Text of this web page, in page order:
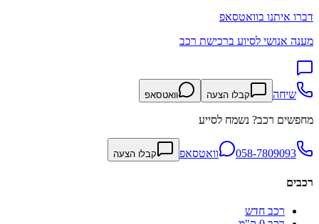
דברו איתנו בוואטסאפ
מענה אנושי לסיוע ברכישת רכב
שיחה קבלו הצעה וואטסאפ
מחפשים רכב? נשמח לסייע
058-7809093 וואטסאפ קבלו הצעה
רכבים
רכב חדש